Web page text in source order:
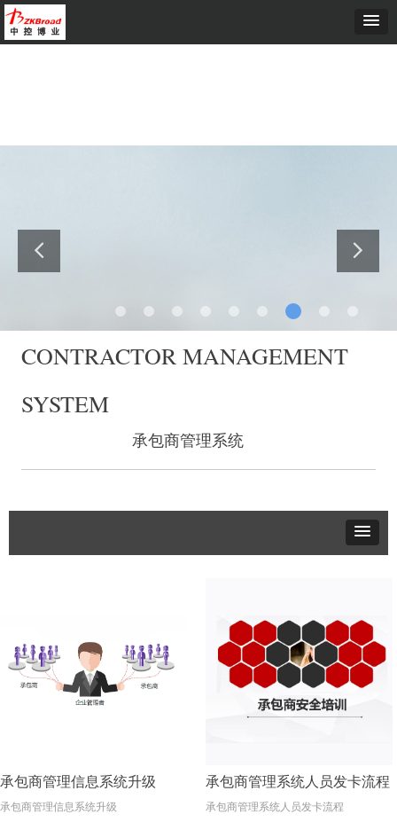
ꄲ
CONTRACTOR MANAGEMENT
SYSTEM
承包商管理系统
承包商管理信息系统升级
承包商管理信息系统升级
承包商管理系统人员发卡流程
承包商管理系统人员发卡流程